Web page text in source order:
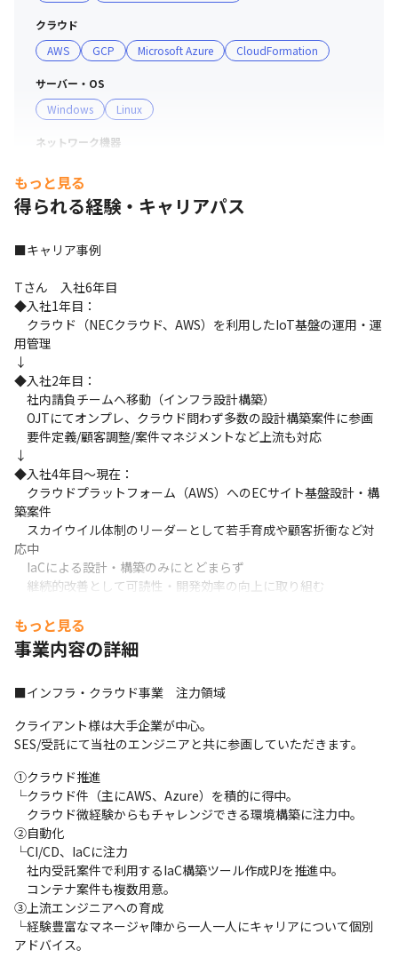
クラウド
AWS
GCP Microsoft Azure CloudFormation
サーバー・OS
Windows
Linux
ネットワーク機器
もっと見る
得られる経験・キャリアパス
■キャリア事例
Tさん　入社6年目
◆入社1年目：
クラウド（NECクラウド、AWS）を利用したIoT基盤の運用・運
用管理
↓
◆入社2年目：
社内請負チームへ移動（インフラ設計構築）
OJTにてオンプレ、クラウド問わず多数の設計構築案件に参画
要件定義/顧客調整/案件マネジメントなど上流も対応
↓
◆入社4年目～現在：
クラウドプラットフォーム（AWS）へのECサイト基盤設計・構
築案件
スカイウイル体制のリーダーとして若手育成や顧客折衝など対
応中
IaCによる設計・構築のみにとどまらず
継続的改善として可読性・開発効率の向上に取り組む
自社の元請プロジェクトで経験を重ねた後
更に現場で上流を経験したり
元請プロジェクトの新規立ち上げを行うなど
もっと見る
事業内容の詳細
■インフラ・クラウド事業　注力領域
クライアント様は大手企業が中心。
SES/受託にて当社のエンジニアと共に参画していただきます。
①クラウド推進
└クラウド件（主にAWS、Azure）を積的に得中。
クラウド微経験からもチャレンジできる環境構築に注力中。
②自動化
└CI/CD、IaCに注力
社内受託案件で利用するIaC構築ツール作成PJを推進中。
コンテナ案件も複数用意。
③上流エンジニアへの育成
└経験豊富なマネージャ陣から一人一人にキャリアについて個別
アドバイス。